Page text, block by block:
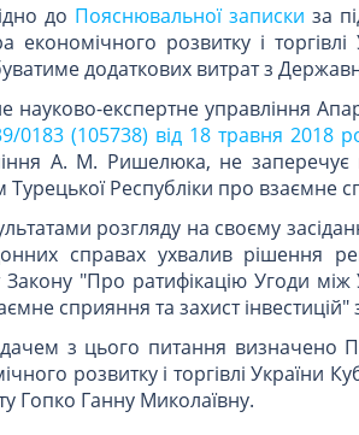
до Пояснювальної записки за
економічного розвитку і
додаткових витрат з
науково-експертне управління
0183 (105738) від 18 травня 2018
А. М. Ришелюка, не заперечує
Республіки про взаємне
розгляду на своєму
справах ухвалив рішення
Закону "Про ратифікацію Угоди
сприяння та захист інвестицій"
з цього питання визначено
розвитку і торгівлі України
Гопко Ганну Миколаївну.